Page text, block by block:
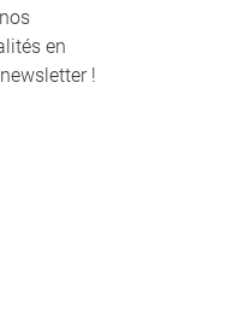
en
newsletter !